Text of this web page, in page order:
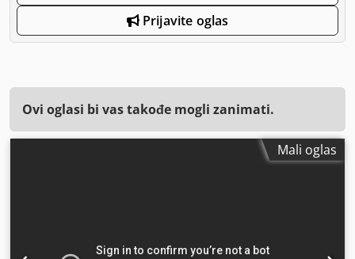
Prijavite oglas
Ovi oglasi bi vas takođe mogli zanimati.
Mali oglas